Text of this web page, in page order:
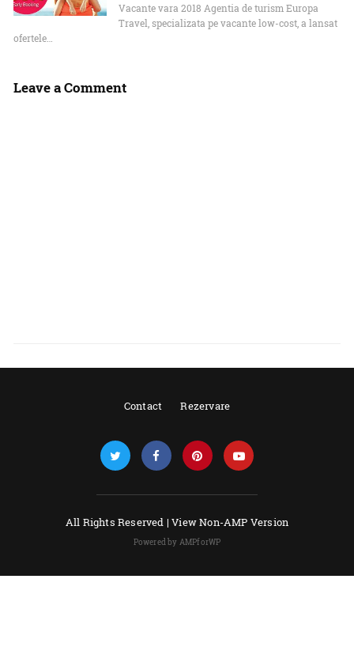
Vacante vara 2018 Agentia de turism Europa
Travel, specializata pe vacante low-cost, a lansat
ofertele…
Leave a Comment
Contact Rezervare
All Rights Reserved |View Non-AMP Version
Powered by AMPforWP